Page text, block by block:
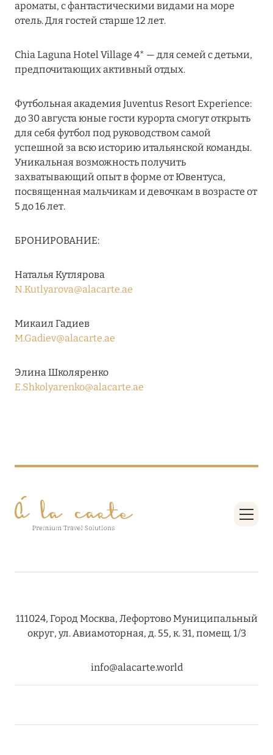
ATLANTIS THE PALM: НОВЫЙ ПАКЕТ
НАПИТКОВ ДЛЯ HB И FB
MANDARIN ORIENTAL JUMEIRA, DUBAI:
СКИДКИ ДО 30 % ОТ СУММЫ КОНТРАКТА НА
РАЗМЕЩЕНИЕ ВЕСНОЙ
Подробнее
11 декабря 2024
КОНЦЕПЦИЯ «ВСЁ ВКЛЮЧЕНО – ВСЁ
Подробнее
27 сентября 2024
HÔTEL BARRIÈRE LES NEIGES
HÔTEL BARRIÈRE LES NEIGES
КОНЦЕПЦИЯ «ВСЁ ВКЛЮЧЕНО – ВСЁ
ЭКСКЛЮЗИВНО»
ароматы, с фантастическими видами на море
отель. Для гостей старше 12 лет.
Chia Laguna Hotel Village 4* — для семей с детьми,
предпочитающих активный отдых.
Футбольная академия Juventus Resort Experience:
до 30 августа юные гости курорта смогут открыть
для себя футбол под руководством самой
успешной за всю историю итальянской команды.
Уникальная возможность получить
захватывающий опыт в форме от Ювентуса,
посвященная мальчикам и девочкам в возрасте от
5 до 16 лет.
БРОНИРОВАНИЕ:
Наталья Кутлярова
N.Kutlyarova@alacarte.ae
Микаил Гадиев
M.Gadiev@alacarte.ae
Элина Школяренко
E.Shkolyarenko@alacarte.ae
111024, Город Москва, Лефортово Муниципальный
округ, ул. Авиамоторная, д. 55, к. 31, помещ. 1/3
info@alacarte.world